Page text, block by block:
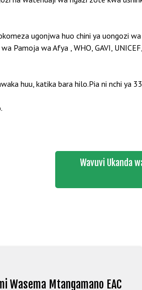
ugonjwa huo chini ya uongozi
wa Afya , WHO, GAVI,
huu, katika bara hilo.Pia ni nchi ya
Wavuvi Ukanda
Wasema Mtangamano EAC